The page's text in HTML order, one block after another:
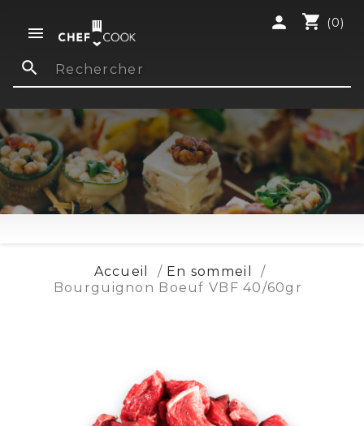

shopping_cart (0)
person
search
Accueil
En sommeil
Bourguignon Boeuf VBF 40/60gr